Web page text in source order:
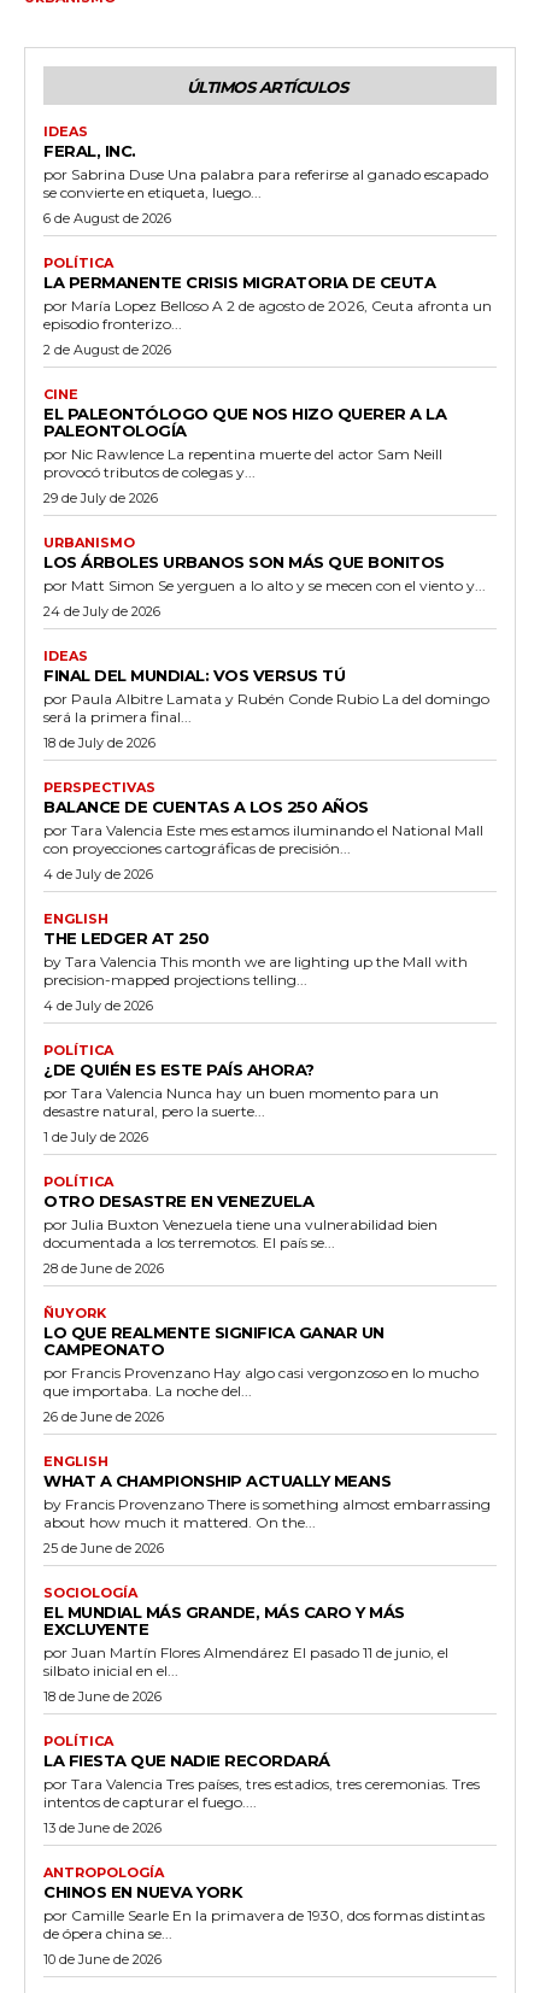
ÚLTIMOS ARTÍCULOS
IDEAS
FERAL, INC.
por Sabrina Duse Una palabra para referirse al ganado escapado
se convierte en etiqueta, luego...
6 de August de 2026
POLÍTICA
LA PERMANENTE CRISIS MIGRATORIA DE CEUTA
por María Lopez Belloso A 2 de agosto de 2026, Ceuta afronta un
episodio fronterizo...
2 de August de 2026
CINE
EL PALEONTÓLOGO QUE NOS HIZO QUERER A LA
PALEONTOLOGÍA
por Nic Rawlence La repentina muerte del actor Sam Neill
provocó tributos de colegas y...
29 de July de 2026
URBANISMO
LOS ÁRBOLES URBANOS SON MÁS QUE BONITOS
por Matt Simon Se yerguen a lo alto y se mecen con el viento y...
24 de July de 2026
IDEAS
FINAL DEL MUNDIAL: VOS VERSUS TÚ
por Paula Albitre Lamata y Rubén Conde Rubio La del domingo
será la primera final...
18 de July de 2026
PERSPECTIVAS
BALANCE DE CUENTAS A LOS 250 AÑOS
por Tara Valencia Este mes estamos iluminando el National Mall
con proyecciones cartográficas de precisión...
4 de July de 2026
ENGLISH
THE LEDGER AT 250
by Tara Valencia This month we are lighting up the Mall with
precision-mapped projections telling...
4 de July de 2026
POLÍTICA
¿DE QUIÉN ES ESTE PAÍS AHORA?
por Tara Valencia Nunca hay un buen momento para un
desastre natural, pero la suerte...
1 de July de 2026
POLÍTICA
OTRO DESASTRE EN VENEZUELA
por Julia Buxton Venezuela tiene una vulnerabilidad bien
documentada a los terremotos. El país se...
28 de June de 2026
ÑUYORK
LO QUE REALMENTE SIGNIFICA GANAR UN
CAMPEONATO
por Francis Provenzano Hay algo casi vergonzoso en lo mucho
que importaba. La noche del...
26 de June de 2026
ENGLISH
WHAT A CHAMPIONSHIP ACTUALLY MEANS
by Francis Provenzano There is something almost embarrassing
about how much it mattered. On the...
25 de June de 2026
SOCIOLOGÍA
EL MUNDIAL MÁS GRANDE, MÁS CARO Y MÁS
EXCLUYENTE
por Juan Martín Flores Almendárez El pasado 11 de junio, el
silbato inicial en el...
18 de June de 2026
POLÍTICA
LA FIESTA QUE NADIE RECORDARÁ
por Tara Valencia Tres países, tres estadios, tres ceremonias. Tres
intentos de capturar el fuego....
13 de June de 2026
ANTROPOLOGÍA
CHINOS EN NUEVA YORK
por Camille Searle En la primavera de 1930, dos formas distintas
de ópera china se...
10 de June de 2026